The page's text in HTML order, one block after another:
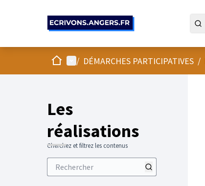
AccueilMenu principal
/ DÉMARCHES PARTICIPATIVES /
Les
réalisations
Cherchez et filtrez les contenus